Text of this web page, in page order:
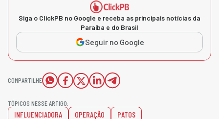
Siga o ClickPB no Google e receba as principais notícias da
Paraíba e do Brasil
Seguir no Google
COMPARTILHE
TÓPICOS NESSE ARTIGO:
INFLUENCIADORA OPERAÇÃO PATOS